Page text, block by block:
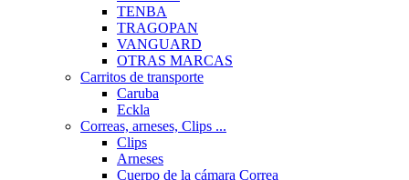
TENBA
TRAGOPAN
VANGUARD
OTRAS MARCAS
Carritos de transporte
Caruba
Eckla
Correas, arneses, Clips ...
Clips
Arneses
Cuerpo de la cámara Correa